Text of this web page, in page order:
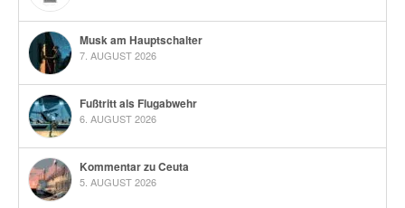
Musk am Hauptschalter
7. AUGUST 2026
Fußtritt als Flugabwehr
6. AUGUST 2026
Kommentar zu Ceuta
5. AUGUST 2026